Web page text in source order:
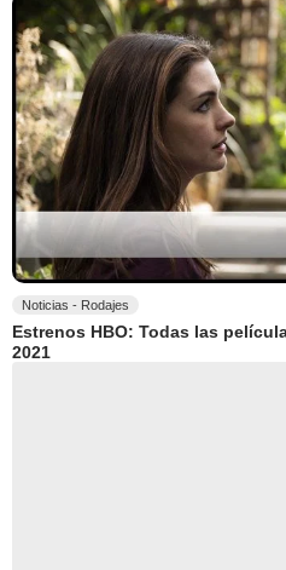
Noticias - Rodajes
Estrenos HBO: Todas las
2021